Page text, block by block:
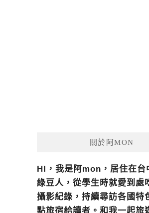
關於阿MON
HI，我是阿mon，居住在台
綠豆人，從學生時就愛到處
攝影紀錄，持續尋訪各國特
點旅宿給讀者。和我一起旅